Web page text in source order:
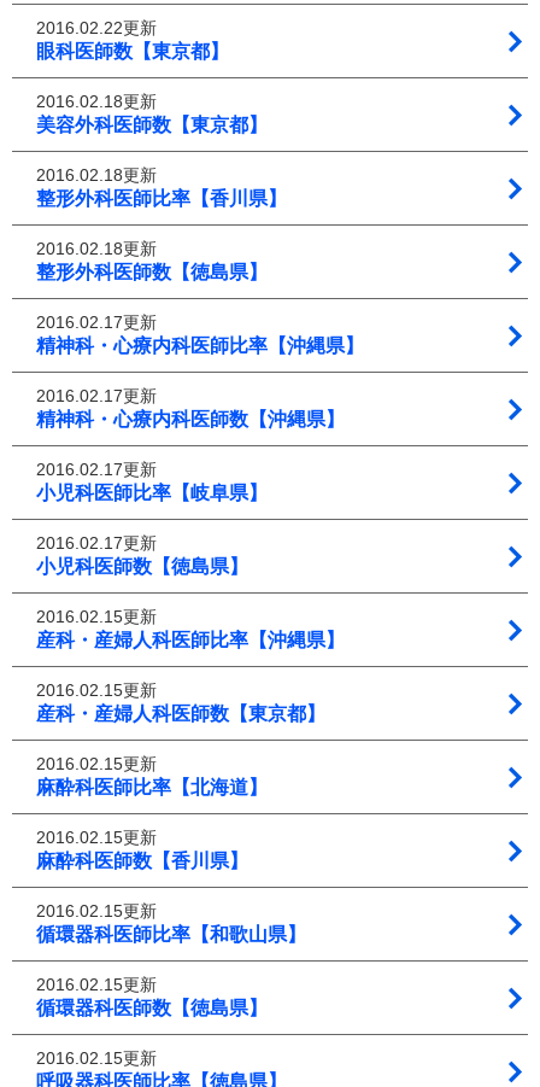
2016.02.22更新
眼科医師数【東京都】
2016.02.18更新
美容外科医師数【東京都】
2016.02.18更新
整形外科医師比率【香川県】
2016.02.18更新
整形外科医師数【徳島県】
2016.02.17更新
精神科・心療内科医師比率【沖縄県】
2016.02.17更新
精神科・心療内科医師数【沖縄県】
2016.02.17更新
小児科医師比率【岐阜県】
2016.02.17更新
小児科医師数【徳島県】
2016.02.15更新
産科・産婦人科医師比率【沖縄県】
2016.02.15更新
産科・産婦人科医師数【東京都】
2016.02.15更新
麻酔科医師比率【北海道】
2016.02.15更新
麻酔科医師数【香川県】
2016.02.15更新
循環器科医師比率【和歌山県】
2016.02.15更新
循環器科医師数【徳島県】
2016.02.15更新
呼吸器科医師比率【徳島県】